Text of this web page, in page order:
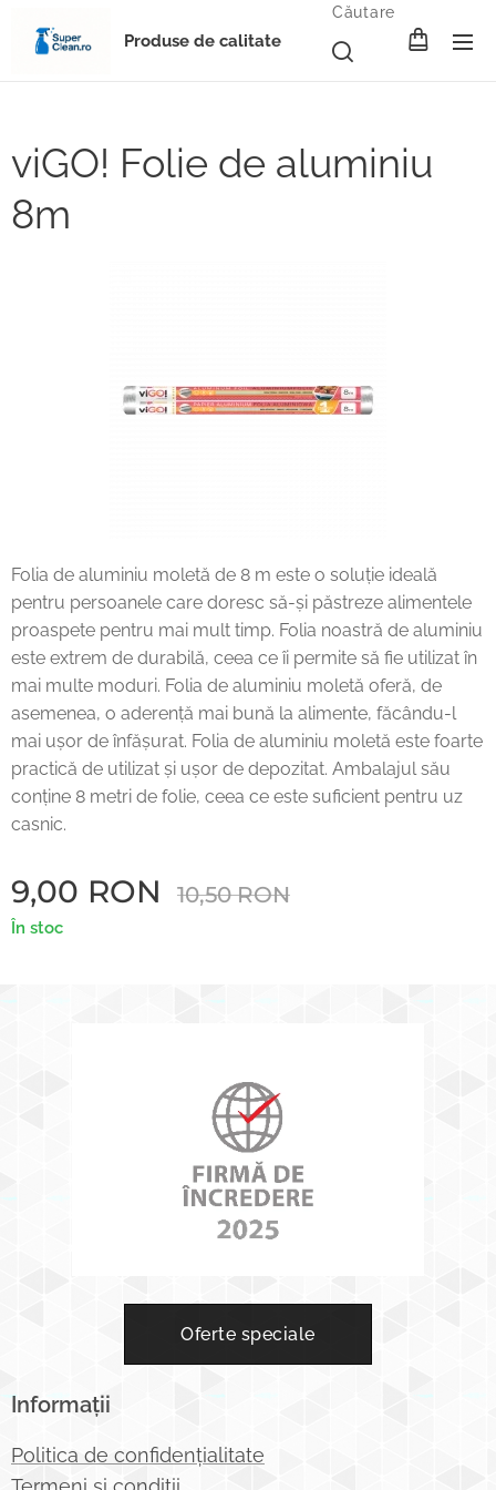
Produse de calitate
Căutare
viGO! Folie de aluminiu
8m
Folia de aluminiu moletă de 8 m este o soluție ideală
pentru persoanele care doresc să-și păstreze alimentele
proaspete pentru mai mult timp. Folia noastră de aluminiu
este extrem de durabilă, ceea ce îi permite să fie utilizat în
mai multe moduri. Folia de aluminiu moletă oferă, de
asemenea, o aderență mai bună la alimente, făcându-l
mai ușor de înfășurat. Folia de aluminiu moletă este foarte
practică de utilizat și ușor de depozitat. Ambalajul său
conține 8 metri de folie, ceea ce este suficient pentru uz
casnic.
9,00 RON 10,50RON
În stoc
Oferte speciale
Informații
Politica de confidențialitate